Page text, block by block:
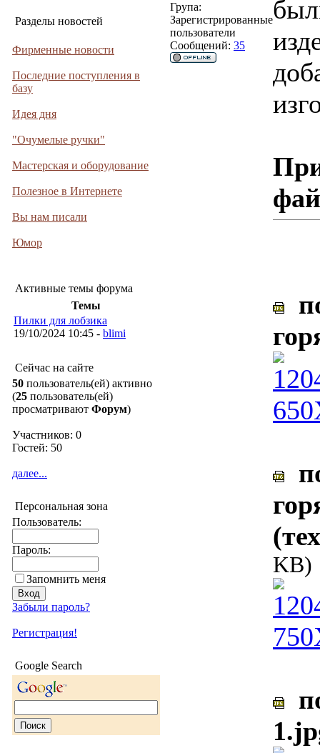
Разделы новостей
Фирменные новости
Последние поступления в
базу
Идея дня
"Очумелые ручки"
Мастерская и оборудование
Полезное в Интернете
Вы нам писали
Юмор
Активные темы форума
Темы
Пилки для лобзика
19/10/2024 10:45 - blimi
Сейчас на сайте
50 пользователь(ей) активно
(25 пользователь(ей)
просматривают Форум)
Участников: 0
Гостей: 50
далее...
Персональная зона
Пользователь:
Пароль:
Запомнить меня
Забыли пароль?
Регистрация!
Google Search
Група:
Зарегистрированные
пользователи
Сообщений: 35
KB)